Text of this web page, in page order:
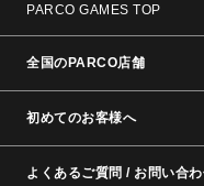
PARCO GAMES TOP
全国のPARCO店舗
初めてのお客様へ
よくあるご質問 / お問い合